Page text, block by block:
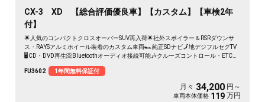
CX-3 XD 【総合評価優良車】【カスタム】【車検2年
付】
🌟人気のコンパクトクロスオーバーSUV再入荷🌟社外スポイラー＆RSRダウンサ
ス・RAYSアルミホイール装着のカスタム車両🏎️純正SDナビ🗾地デジフルセグTV
🖥️CD・DVD再生📀Bluetoothオーディオ接続可能🎶クルーズコントロール・ETC車
FU3602
1年間無料保証付
月々 34,200 円～
車両本体価格 119 万円